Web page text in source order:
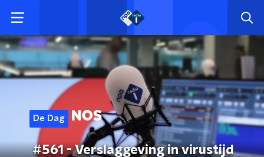
De Dag
#561 - Verslaggeving in virustijd